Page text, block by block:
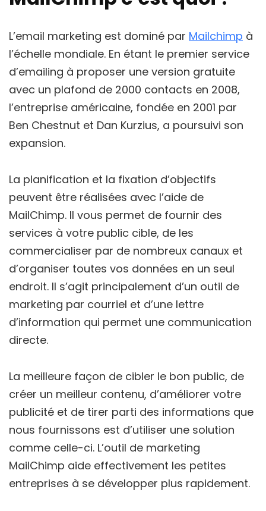
L’email marketing est dominé par Mailchimp à
l’échelle mondiale. En étant le premier service
d’emailing à proposer une version gratuite
avec un plafond de 2000 contacts en 2008,
l’entreprise américaine, fondée en 2001 par
Ben Chestnut et Dan Kurzius, a poursuivi son
expansion.
La planification et la fixation d’objectifs
peuvent être réalisées avec l’aide de
MailChimp. Il vous permet de fournir des
services à votre public cible, de les
commercialiser par de nombreux canaux et
d’organiser toutes vos données en un seul
endroit. Il s’agit principalement d’un outil de
marketing par courriel et d’une lettre
d’information qui permet une communication
directe.
La meilleure façon de cibler le bon public, de
créer un meilleur contenu, d’améliorer votre
publicité et de tirer parti des informations que
nous fournissons est d’utiliser une solution
comme celle-ci. L’outil de marketing
MailChimp aide effectivement les petites
entreprises à se développer plus rapidement.